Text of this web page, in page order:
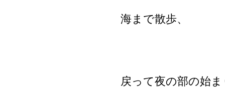
海まで散歩、
戻って夜の部の始